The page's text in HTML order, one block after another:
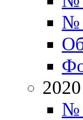
№
2020
№